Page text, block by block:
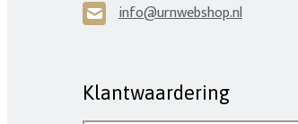
H info@urnwebshop.nl
Klantwaardering